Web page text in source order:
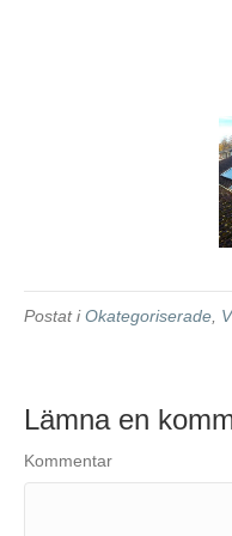
Postat iOkategoriserade
Lämna en
Kommentar